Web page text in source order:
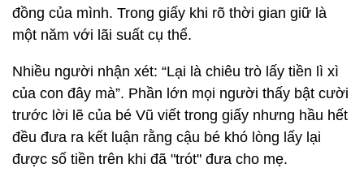
đồng của mình. Trong giấy khi rõ thời gian giữ là
một năm với lãi suất cụ thể.
Nhiều người nhận xét: “Lại là chiêu trò lấy tiền lì xì
của con đây mà”. Phần lớn mọi người thấy bật cười
trước lời lẽ của bé Vũ viết trong giấy nhưng hầu hết
đều đưa ra kết luận rằng cậu bé khó lòng lấy lại
được số tiền trên khi đã "trót" đưa cho mẹ.